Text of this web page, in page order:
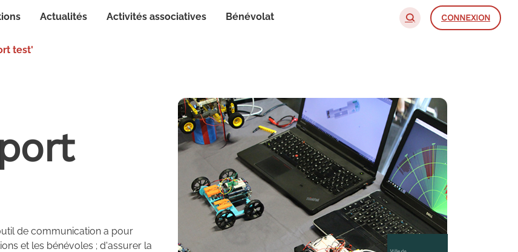
CONNEXION
Actualités Activités associatives Bénévolat
test'
de communication a pour
et les bénévoles ; d'assurer la